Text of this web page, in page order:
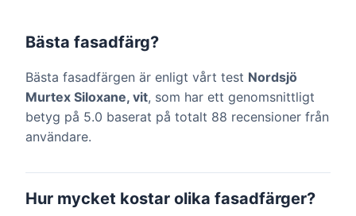
Bästa fasadfärg?
Bästa fasadfärgen är enligt vårt test Nordsjö
Murtex Siloxane, vit, som har ett genomsnittligt
betyg på 5.0 baserat på totalt 88 recensioner från
användare.
Hur mycket kostar olika fasadfärger?